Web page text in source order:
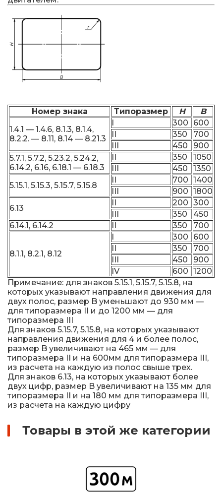
Номер знака Типоразмер H
B
1.4.1 — 1.4.6, 8.1.3, 8.1.4,
8.2.2. — 8.11, 8.14 — 8.21.3
I 300
600
II
350
700
III
450
900
5.7.1, 5.7.2, 5.23.2, 5.24.2,
6.14.2, 6.16, 6.18.1 — 6.18.3
II 350
1050
III
450
1350
5.15.1, 5.15.3, 5.15.7, 5.15.8
II 700 1400
III
900 1800
6.13
II 200 300
III
350
450
6.14.1, 6.14.2
II 350 700
8.1.1, 8.2.1, 8.12
I 300
600
II
350
700
III
450
900
IV
600 1200
Примечание: для знаков 5.15.1, 5.15.7, 5.15.8, на
которых указывают направления движения для
двух полос, размер B уменьшают до 930 мм —
для типоразмера II и до 1200 мм — для
типоразмера III
Для знаков 5.15.7, 5.15.8, на которых указывают
направления движения для 4 и более полос,
размер B увеличивают на 465 мм — для
типоразмера II и на 600мм для типоразмера III,
из расчета на каждую из полос свыше трех.
Для знаков 6.13, на которых указывают более
двух цифр, размер B увеличивают на 135 мм для
типоразмера II и на 180 мм для типоразмера III,
из расчета на каждую цифру
Товары в этой же категории